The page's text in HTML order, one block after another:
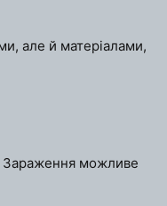
але й матеріалами,
Зараження можливе